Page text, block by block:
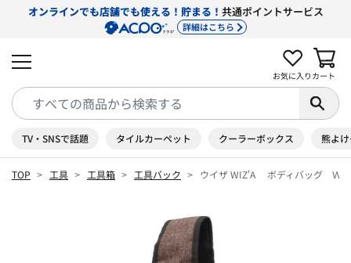
オンラインでも店舗でも使える！貯まる！ 共通ポイントサービス
詳細はこちら
お気に入り カート
TV・SNSで話題 タイルカーペット クーラーボックス 熊よ
TOP 工具 工具箱 工具バック ウイザ WIZ'A ボディバッグ Ｗ